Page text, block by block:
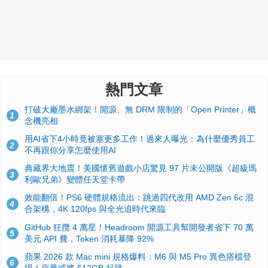
熱門文章
1
打破大廠墨水綁架！開源、無 DRM 限制的「Open Printer」概
念機亮相
2
用AI省下4小時竟被塞更多工作！過來人曝光：為什麼優秀員工
不再跟你分享怎麼使用AI
3
典藏界大地震！美國懷舊遊戲小店驚見 97 片未公開版《超級瑪
利歐兄弟》變體任天堂卡帶
4
效能翻倍！PS6 硬體規格流出：跳過四代改用 AMD Zen 6c 混
合架構，4K 120fps 與全光追時代來臨
5
GitHub 狂攬 4 萬星！Headroom 開源工具幫開發者省下 70 萬
美元 API 費，Token 消耗暴降 92%
6
蘋果 2026 款 Mac mini 規格爆料：M6 與 M5 Pro 異色搭檔登